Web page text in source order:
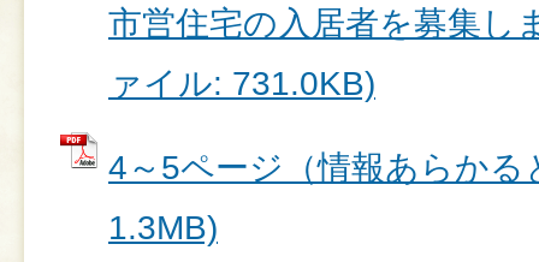
市営住宅の入居者を募集し
ァイル: 731.0KB)
4～5ページ（情報あらかる
1.3MB)